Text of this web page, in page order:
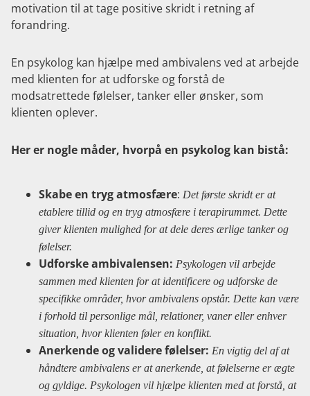
motivation til at tage positive skridt i retning af
forandring.
En psykolog kan hjælpe med ambivalens ved at arbejde
med klienten for at udforske og forstå de
modsatrettede følelser, tanker eller ønsker, som
klienten oplever.
Her er nogle måder, hvorpå en psykolog kan bistå:
Skabe en tryg atmosfære: Det første skridt er at
etablere tillid og en tryg atmosfære i terapirummet. Dette
giver klienten mulighed for at dele deres ærlige tanker og
følelser.
Udforske ambivalensen: Psykologen vil arbejde
sammen med klienten for at identificere og udforske de
specifikke områder, hvor ambivalens opstår. Dette kan være
i forhold til personlige mål, relationer, vaner eller enhver
situation, hvor klienten føler en konflikt.
Anerkende og validere følelser: En vigtig del af at
håndtere ambivalens er at anerkende, at følelserne er ægte
og gyldige. Psykologen vil hjælpe klienten med at forstå, at